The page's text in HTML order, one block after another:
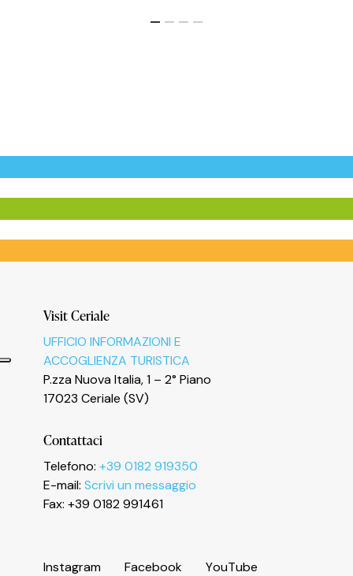
Visit Ceriale
UFFICIO INFORMAZIONI E
ACCOGLIENZA TURISTICA
P.zza Nuova Italia, 1 – 2° Piano
17023 Ceriale (SV)
Contattaci
Telefono: +39 0182 919350
E-mail: Scrivi un messaggio
Fax: +39 0182 991461
Instagram Facebook YouTube